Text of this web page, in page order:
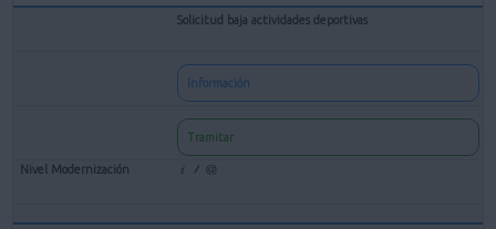
Solicitud baja actividades deportivas
Información
Tramitar